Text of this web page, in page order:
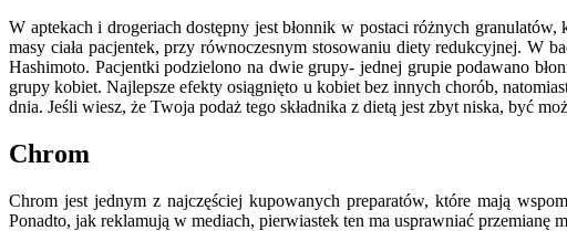
W aptekach i drogeriach dostępny jest błonnik w postaci różnych
masy ciała pacjentek, przy równoczesnym stosowaniu diety redukcyjnej. W
Hashimoto. Pacjentki podzielono na dwie grupy- jednej grupie podawano
grupy kobiet. Najlepsze efekty osiągnięto u kobiet bez innych chorób,
dnia. Jeśli wiesz, że Twoja podaż tego składnika z dietą jest zbyt niska, być
Chrom
Chrom jest jednym z najczęściej kupowanych preparatów, które mają
Ponadto, jak reklamują w mediach, pierwiastek ten ma usprawniać przemianę